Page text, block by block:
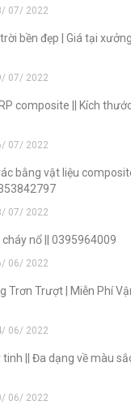
07/ 2022
bền đẹp | Giá tại
07/ 2022
composite || Kích
07/ 2022
bằng vật liệu
07/ 2022
nổ || 0395964009
06/ 2022
Trơn Trượt | Miễn Phí
06/ 2022
|| Đa dạng về màu
06/ 2022